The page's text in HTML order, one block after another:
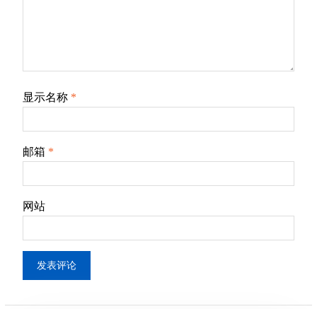
显示名称 *
邮箱 *
网站